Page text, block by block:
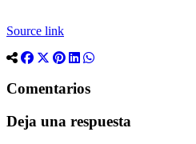
Source link
Comentarios
Deja una respuesta